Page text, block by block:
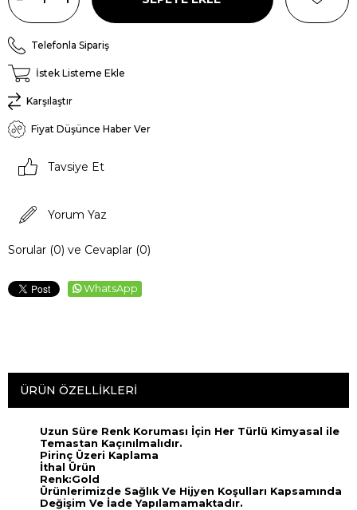
Telefonla Sipariş
İstek Listeme Ekle
Karşılaştır
Fiyat Düşünce Haber Ver
Tavsiye Et
Yorum Yaz
Sorular (0) ve Cevaplar (0)
WhatsApp
ÜRÜN ÖZELLIKLERI
Uzun Süre Renk Koruması İçin Her Türlü Kimyasal ile
Temastan Kaçınılmalıdır.
Pirinç Üzeri Kaplama
İthal Ürün
Renk:Gold
Ürünlerimizde Sağlık Ve Hijyen Koşulları Kapsamında
Değişim Ve İade Yapılamamaktadır.